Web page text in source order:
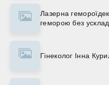
Лазерна
геморою без
Гінеколог Інна